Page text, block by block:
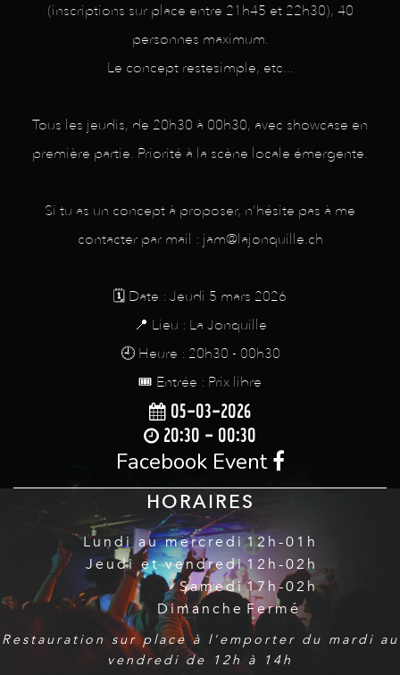
(inscriptions sur place entre 21h45 et 22h30), 40
personnes maximum.
Le concept restesimple, etc...
Tous les jeudis, de 20h30 à 00h30, avec showcase en
première partie. Priorité à la scène locale émergente.
Si tu as un concept à proposer, n’hésite pas à me
contacter par mail : jam@lajonquille.ch
🗓️ Date : Jeudi 5 mars 2026
📍 Lieu : La Jonquille
🕘 Heure : 20h30 - 00h30
🎟️ Entrée : Prix libre
05-03-2026
20:30 - 00:30
Facebook Event
HORAIRES
Lundi au mercredi
Jeudi et vendredi
Samedi
Dimanche
12h-01h
12h-02h
17h-02h
Fermé
Restauration sur place à l'emporter du mardi au
vendredi de 12h à 14h